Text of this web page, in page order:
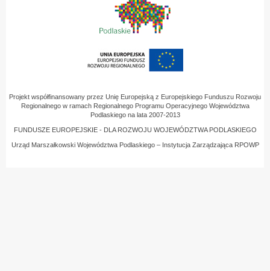
Projekt współfinansowany przez Unię Europejską z Europejskiego Funduszu Rozwoju
Regionalnego w ramach Regionalnego Programu Operacyjnego Województwa
Podlaskiego na lata 2007-2013
FUNDUSZE EUROPEJSKIE - DLA ROZWOJU WOJEWÓDZTWA PODLASKIEGO
Urząd Marszałkowski Województwa Podlaskiego – Instytucja Zarządzająca RPOWP